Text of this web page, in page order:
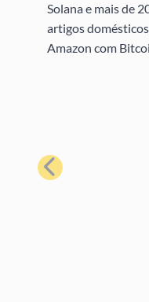
Solana e mais de
artigos
Amazon com
Anterior